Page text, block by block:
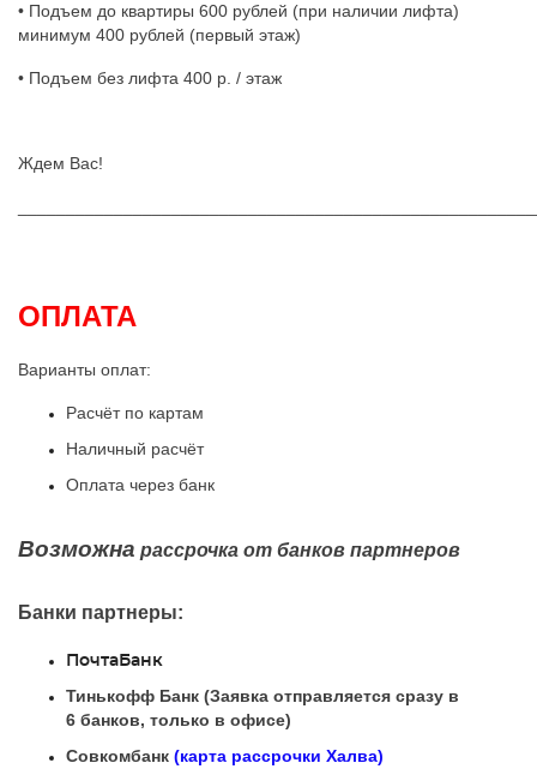
• Подъем до квартиры 600 рублей (при наличии лифта)
минимум 400 рублей (первый этаж)
• Подъем без лифта 400 р. / этаж
Ждем Вас!
ОПЛАТА
Варианты оплат:
Расчёт по картам
Наличный расчёт
Оплата через банк
Возможна рассрочка от банков партнеров
Банки партнеры:
ПочтаБанк
Тинькофф Банк (Заявка отправляется сразу в
6 банков, только в офисе)
Совкомбанк (карта рассрочки Халва)